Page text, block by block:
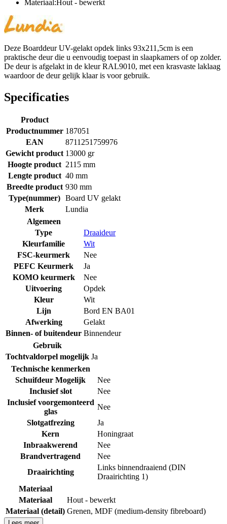
Materiaal:Hout - bewerkt
Deze Boarddeur UV-gelakt opdek links 93x211,5cm is een
praktische deur die u eenvoudig toepast in slaapkamers of op zolder.
De deur is afgelakt in de kleur RAL9010, met een krasvaste laklaag
waardoor de deur gelijk klaar is voor gebruik.
Specificaties
Product
Productnummer 187051
EAN
8711251759976
Gewicht product 13000 gr
Hoogte product 2115 mm
Lengte product 40 mm
Breedte product 930 mm
Type(nummer) Board UV gelakt
Merk
Lundia
Algemeen
Type
Draaideur
Kleurfamilie
Wit
FSC-keurmerk
Nee
PEFC Keurmerk
Ja
KOMO keurmerk
Nee
Uitvoering
Opdek
Kleur
Wit
Lijn
Bord EN BA01
Afwerking
Gelakt
Binnen- of buitendeur Binnendeur
Gebruik
Tochtvaldorpel mogelijk Ja
Technische kenmerken
Schuifdeur Mogelijk
Nee
Inclusief slot
Nee
Inclusief voorgemonteerd
glas
Nee
Slotgatfrezing
Ja
Kern
Honingraat
Inbraakwerend
Nee
Brandvertragend
Nee
Draairichting
Links binnendraaiend (DIN
Draairichting 1)
Materiaal
Materiaal
Hout - bewerkt
Materiaal (detail) Grenen, MDF (medium-density fibreboard)